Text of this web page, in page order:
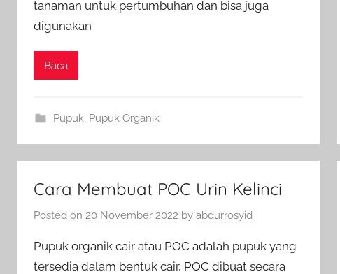
tanaman untuk pertumbuhan dan bisa juga
digunakan
Baca
Pupuk, Pupuk Organik
Cara Membuat POC Urin Kelinci
Posted on 20 November 2022 by abdurrosyid
Pupuk organik cair atau POC adalah pupuk yang
tersedia dalam bentuk cair, POC dibuat secara